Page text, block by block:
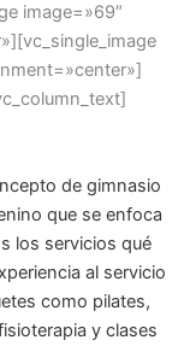
image=»69″
de gimnasio
que se enfoca
los servicios qué
al servicio
como pilates,
y clases